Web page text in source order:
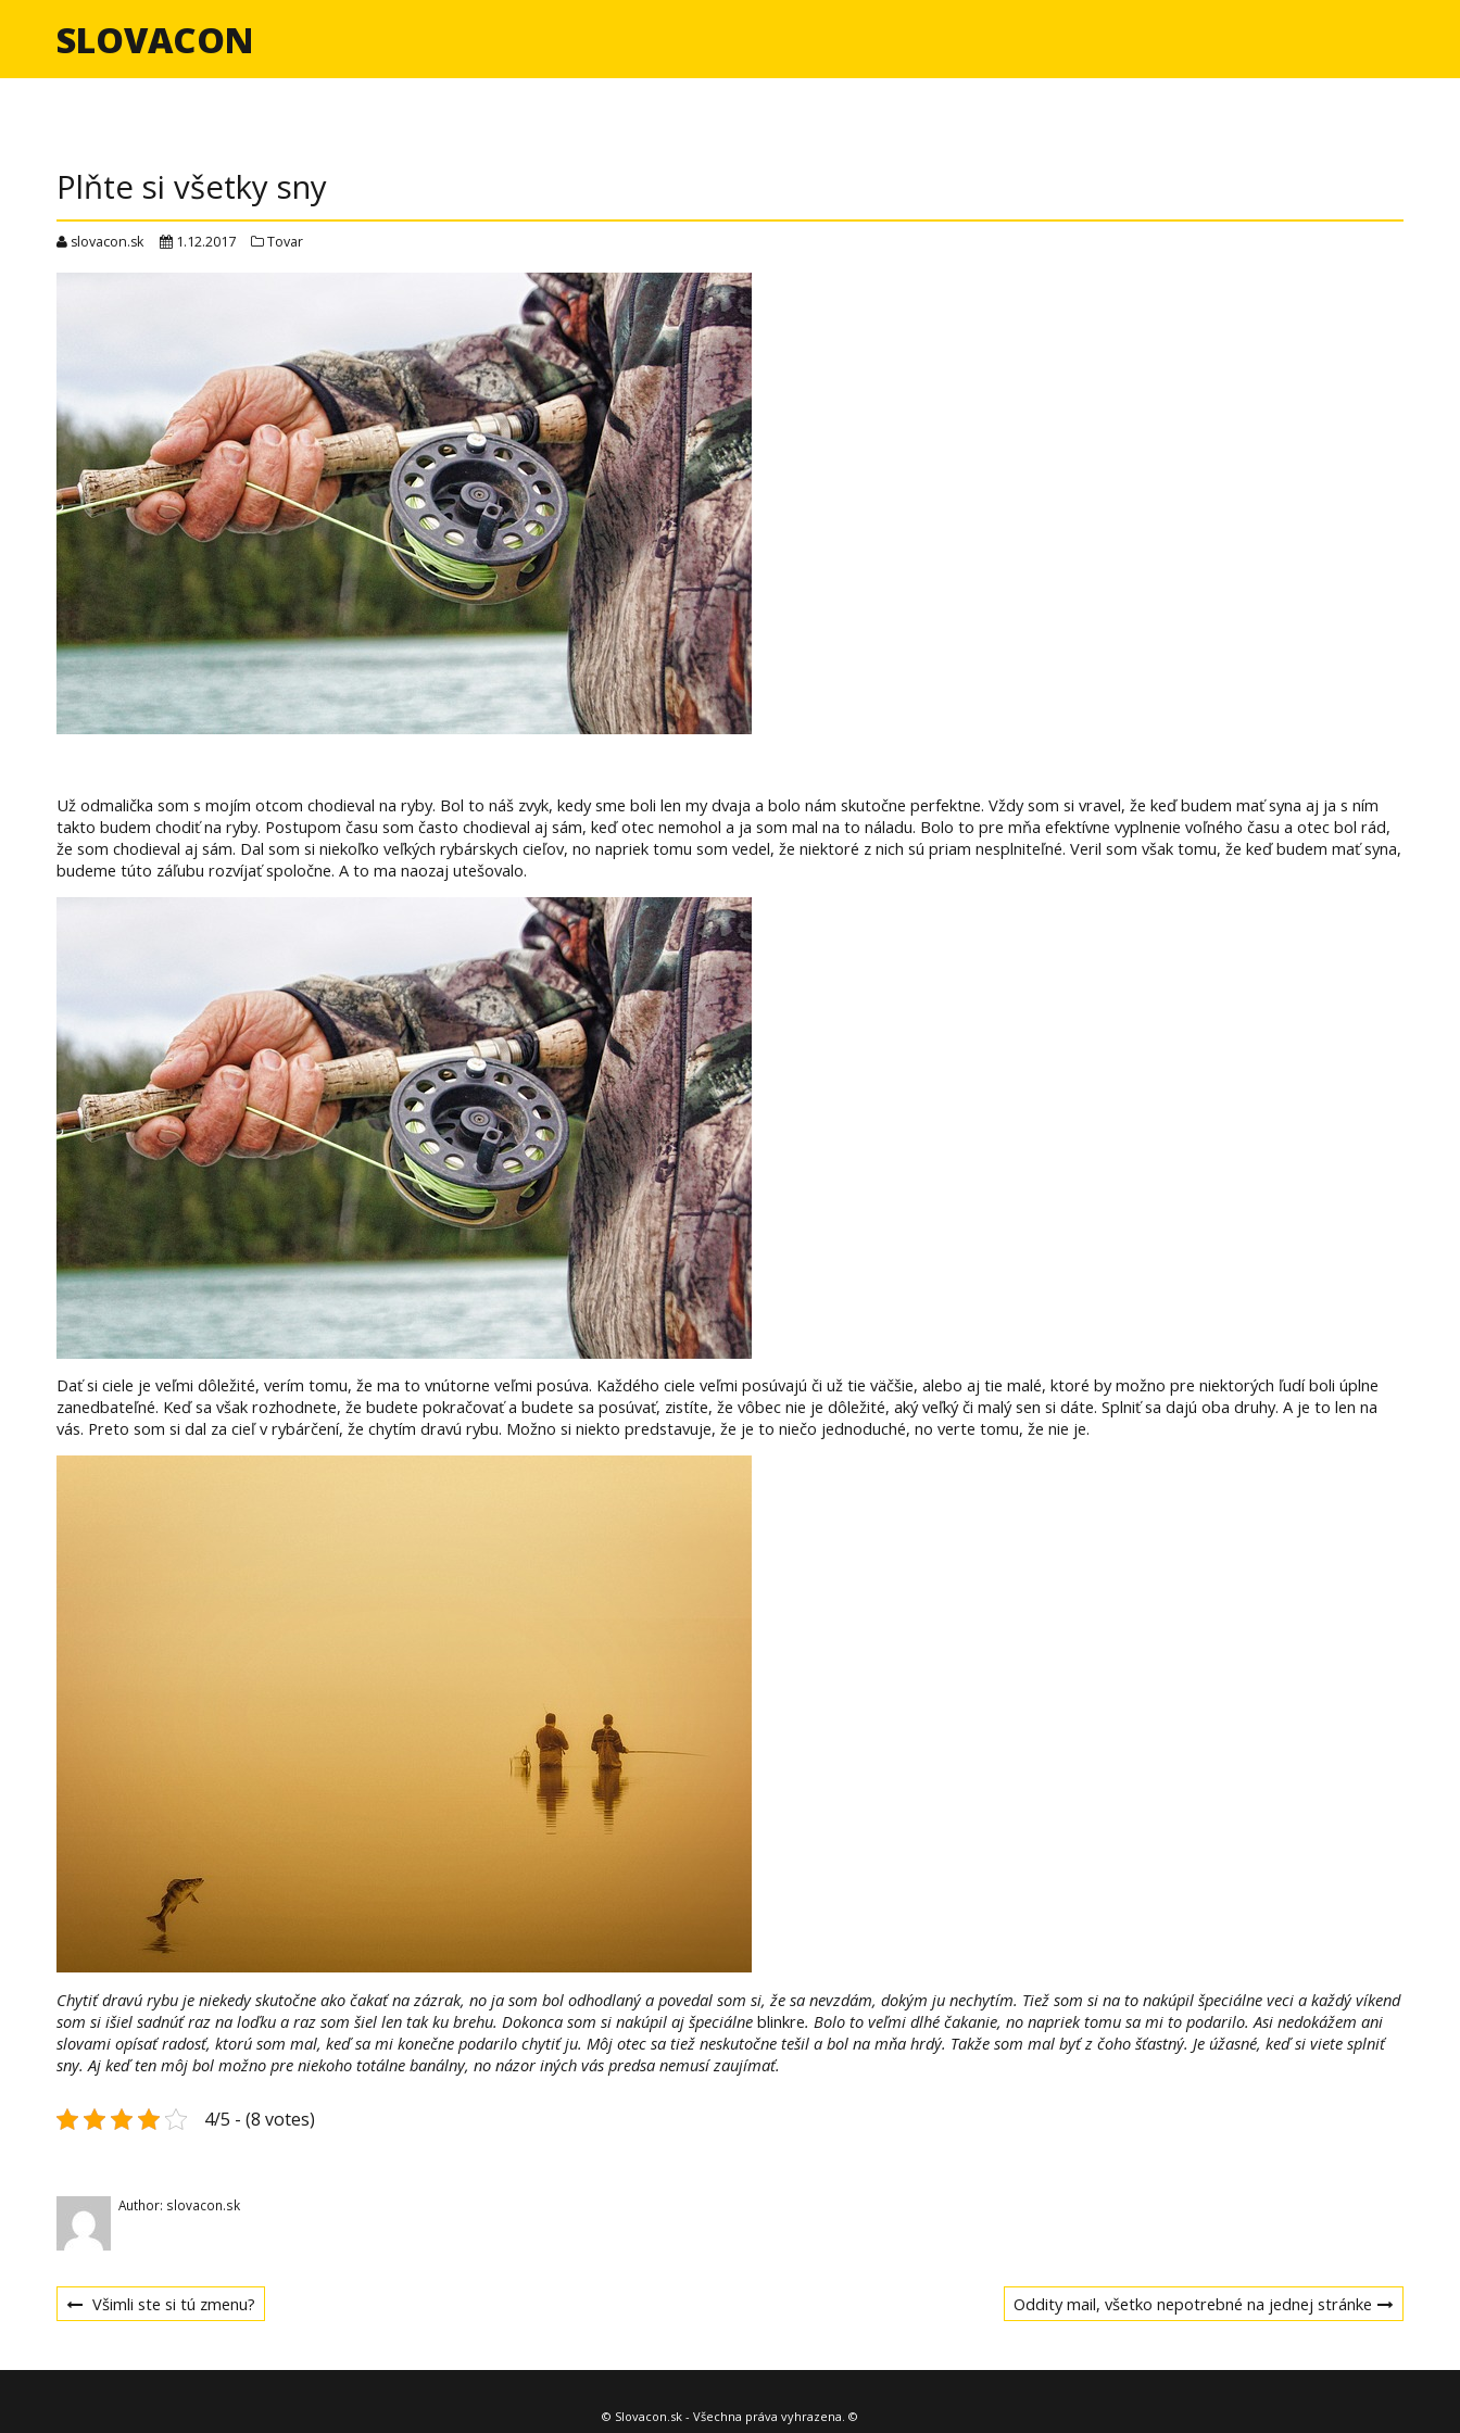
SLOVACON
Plňte si všetky sny
slovacon.sk 1.12.2017 Tovar
Už odmalička som s mojím otcom chodieval na ryby. Bol to náš zvyk, kedy sme boli len my dvaja a bolo nám skutočne perfektne. Vždy som si vravel, že keď budem mať syna aj ja s ním
takto budem chodiť na ryby. Postupom času som často chodieval aj sám, keď otec nemohol a ja som mal na to náladu. Bolo to pre mňa efektívne vyplnenie voľného času a otec bol rád,
že som chodieval aj sám. Dal som si niekoľko veľkých rybárskych cieľov, no napriek tomu som vedel, že niektoré z nich sú priam nesplniteľné. Veril som však tomu, že keď budem mať syna,
budeme túto záľubu rozvíjať spoločne. A to ma naozaj utešovalo.
Dať si ciele je veľmi dôležité, verím tomu, že ma to vnútorne veľmi posúva. Každého ciele veľmi posúvajú či už tie väčšie, alebo aj tie malé, ktoré by možno pre niektorých ľudí boli úplne
zanedbateľné. Keď sa však rozhodnete, že budete pokračovať a budete sa posúvať, zistíte, že vôbec nie je dôležité, aký veľký či malý sen si dáte. Splniť sa dajú oba druhy. A je to len na
vás. Preto som si dal za cieľ v rybárčení, že chytím dravú rybu. Možno si niekto predstavuje, že je to niečo jednoduché, no verte tomu, že nie je.
Chytiť dravú rybu je niekedy skutočne ako čakať na zázrak, no ja som bol odhodlaný a povedal som si, že sa nevzdám, dokým ju nechytím. Tiež som si na to nakúpil špeciálne veci a každý víkend
som si išiel sadnúť raz na loďku a raz som šiel len tak ku brehu. Dokonca som si nakúpil aj špeciálne blinkre. Bolo to veľmi dlhé čakanie, no napriek tomu sa mi to podarilo. Asi nedokážem ani
slovami opísať radosť, ktorú som mal, keď sa mi konečne podarilo chytiť ju. Môj otec sa tiež neskutočne tešil a bol na mňa hrdý. Takže som mal byť z čoho šťastný. Je úžasné, keď si viete splniť
sny. Aj keď ten môj bol možno pre niekoho totálne banálny, no názor iných vás predsa nemusí zaujímať.
4/5 - (8 votes)
Author: slovacon.sk
Navigace
pro
Previous
Všimli ste si tú zmenu?
Next
Oddity mail, všetko nepotrebné na jednej stránke
© Slovacon.sk - Všechna práva vyhrazena. ©